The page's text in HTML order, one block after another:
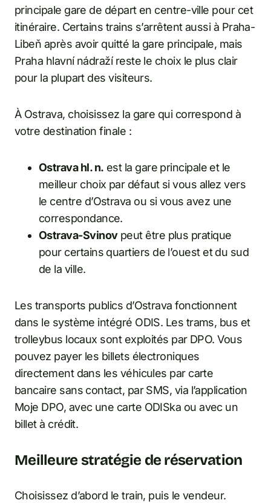
principale gare de départ en centre-ville pour cet
itinéraire. Certains trains s’arrêtent aussi à Praha-
Libeň après avoir quitté la gare principale, mais
Praha hlavní nádraží reste le choix le plus clair
pour la plupart des visiteurs.
À Ostrava, choisissez la gare qui correspond à
votre destination finale :
Ostrava hl. n. est la gare principale et le
meilleur choix par défaut si vous allez vers
le centre d’Ostrava ou si vous avez une
correspondance.
Ostrava-Svinovpeut être plus pratique
pour certains quartiers de l’ouest et du sud
de la ville.
Les transports publics d’Ostrava fonctionnent
dans le système intégré ODIS. Les trams, bus et
trolleybus locaux sont exploités par DPO. Vous
pouvez payer les billets électroniques
directement dans les véhicules par carte
bancaire sans contact, par SMS, via l’application
Moje DPO, avec une carte ODISka ou avec un
billet à crédit.
Meilleure stratégie de réservation
Choisissez d’abord le train, puis le vendeur.